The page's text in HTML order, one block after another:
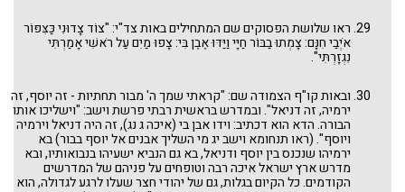
ראו שלושת הפסוקים שם המתחילים באות צד"י: "צוֹד צָדוּנִי כַּצִּפּוֹר
אֹיְבַי חִנָּם: צָמְתוּ בַבּוֹר חַיָּי וַיַּדּוּ אֶבֶן בִּי: צָפוּ מַיִם עַל רֹאשִׁי אָמַרְתִּי
נִגְזָרְתִּי".
ובאות קו"ף הצמודה שם: "קראתי שמך ה' מבור תחתיות - זה יוסף, זה
ירמיה, זה דניאל". ובמדרש בראשית רבתי פרשת וישב: "וישליכו אותו
הבורה. הדא הוא דכתיב: וידו אבן בי (איכה ג נג), זה היה דניאל וירמיה
ויוסף". (ראו תנחומא וישב יג מי השליך אבנים אל יוסף בבור) בא
ירמיהו שנכנס בין יוסף ודניאל, בא גם הנביא ישעיהו בנבואותיו, ובא
מדרש ארץ ישראל איכה רבה וטופחים על פניהם של המדרשים
הקודמים. כל הקיום בגלות, גם של יהודי חצר שעלו לרגע לגדולה, הוא